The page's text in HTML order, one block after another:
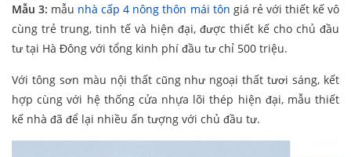
Mẫu 3: mẫu nhà cấp 4 nông thôn mái tôn giá rẻ với thiết kế vô
cùng trẻ trung, tinh tế và hiện đại, được thiết kế cho chủ đầu
tư tại Hà Đông với tổng kinh phí đầu tư chỉ 500 triệu.
Với tông sơn màu nội thất cũng như ngoại thất tươi sáng, kết
hợp cùng với hệ thống cửa nhựa lõi thép hiện đại, mẫu thiết
kế nhà đã để lại nhiều ấn tượng với chủ đầu tư.